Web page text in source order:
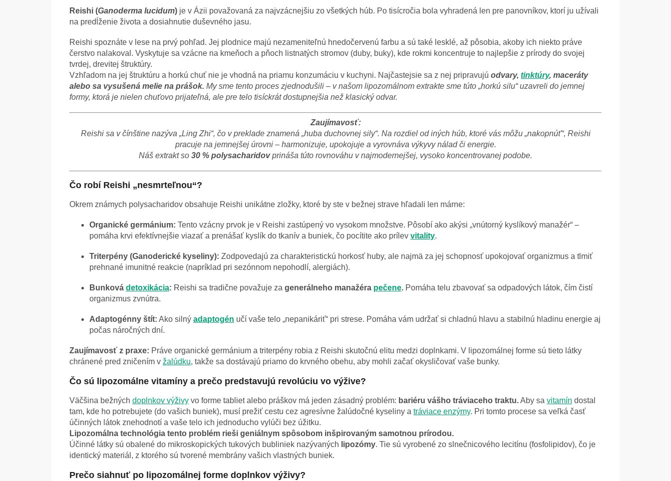
Reishi (Ganoderma lucidum) je v Ázii považovaná za najvzácnejšiu zo všetkých húb. Po tisícročia bola vyhradená len pre panovníkov, ktorí ju užívali
na predĺženie života a dosiahnutie duševného jasu.
Reishi spoznáte v lese na prvý pohľad. Jej plodnice majú nezameniteľnú hnedočervenú farbu a sú také lesklé, až pôsobia, akoby ich niekto práve
čerstvo nalakoval. Vyskytuje sa vzácne na kmeňoch a pňoch listnatých stromov (duby, buky), kde rokmi koncentruje to najlepšie z prírody do svojej
tvrdej, drevitej štruktúry.
Vzhľadom na jej štruktúru a horkú chuť nie je vhodná na priamu konzumáciu v kuchyni. Najčastejsie sa z nej pripravujú odvary, tinktúry, maceráty
alebo sa vysušená melie na prášok. My sme tento proces zjednodušili – v našom lipozomálnom extrakte sme túto „horkú silu“ uzavreli do jemnej
formy, ktorá je nielen chuťovo prijateľná, ale pre telo tisíckrát dostupnejšia než klasický odvar.
Zaujímavosť:
Reishi sa v čínštine nazýva „Ling Zhi“, čo v preklade znamená „huba duchovnej sily“. Na rozdiel od iných húb, ktoré vás môžu „nakopnúť“, Reishi
pracuje na jemnejšej úrovni – harmonizuje, upokojuje a vyrovnáva výkyvy nálad či energie.
Náš extrakt so 30 % polysacharidovprináša túto rovnováhu v najmodernejšej, vysoko koncentrovanej podobe.
Čo robí Reishi „nesmrteľnou“?
Okrem známych polysacharidov obsahuje Reishi unikátne zložky, ktoré by ste v bežnej strave hľadali len márne:
Organické germánium: Tento vzácny prvok je v Reishi zastúpený vo vysokom množstve. Pôsobí ako akýsi „vnútorný kyslíkový manažér“ –
pomáha krvi efektívnejšie viazať a prenášať kyslík do tkanív a buniek, čo pocítite ako prílev vitality.
Triterpény (Ganoderické kyseliny): Zodpovedajú za charakteristickú horkosť huby, ale najmä za jej schopnosť upokojovať organizmus a tlmiť
prehnané imunitné reakcie (napríklad pri sezónnom nepohodlí, alergiách).
Bunková detoxikácia: Reishi sa tradične považuje za generálneho manažéra pečene. Pomáha telu zbavovať sa odpadových látok, čím čistí
organizmus zvnútra.
Adaptogénny štít: Ako silný adaptogén učí vaše telo „nepanikáriť“ pri strese. Pomáha vám udržať si chladnú hlavu a stabilnú hladinu energie aj
počas náročných dní.
Zaujímavosť z praxe: Práve organické germánium a triterpény robia z Reishi skutočnú elitu medzi doplnkami. V lipozomálnej forme sú tieto látky
chránené pred zničením v žalúdku, takže sa dostávajú priamo do krvného obehu, aby mohli začať okysličovať vaše bunky.
Čo sú lipozomálne vitamíny a prečo predstavujú revolúciu vo výžive?
Väčšina bežných doplnkov výživy vo forme tabliet alebo práškov má jeden zásadný problém: bariéru vášho tráviaceho traktu.Aby sa vitamín dostal
tam, kde ho potrebujete (do vašich buniek), musí prežiť cestu cez agresívne žalúdočné kyseliny a tráviace enzýmy. Pri tomto procese sa veľká časť
účinných látok znehodnotí a vaše telo ich jednoducho vylúči bez úžitku.
Lipozomálna technológia tento problém rieši geniálnym spôsobom inšpirovaným samotnou prírodou.
Účinné látky sú obalené do mikroskopických tukových bubliniek nazývaných lipozómy. Tie sú vyrobené zo slnečnicového lecitínu (fosfolipidov), čo je
identický materiál, z ktorého sú tvorené membrány vašich vlastných buniek.
Prečo siahnuť po lipozomálnej forme doplnkov výživy?